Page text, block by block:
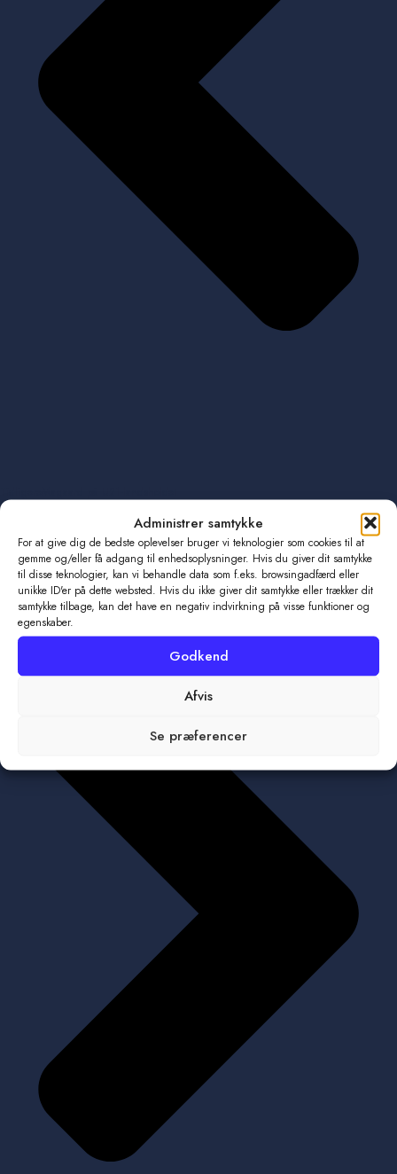
Administrer samtykke
For at give dig de bedste oplevelser bruger vi teknologier som cookies til at
gemme og/eller få adgang til enhedsoplysninger. Hvis du giver dit samtykke
til disse teknologier, kan vi behandle data som f.eks. browsingadfærd eller
unikke ID'er på dette websted. Hvis du ikke giver dit samtykke eller trækker dit
samtykke tilbage, kan det have en negativ indvirkning på visse funktioner og
egenskaber.
Godkend
Afvis
Se præferencer
Næste